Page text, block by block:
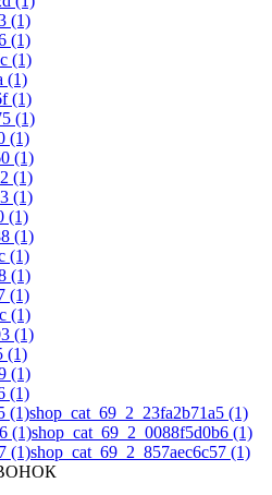
shop_cat_69_2_23fa2b71a5 (1)
shop_cat_69_2_0088f5d0b6 (1)
shop_cat_69_2_857aec6c57 (1)